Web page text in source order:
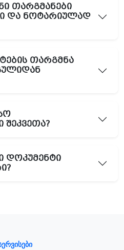
თარგმანები
და ნოტარიულად
თარგმნა
დოკუმენტი